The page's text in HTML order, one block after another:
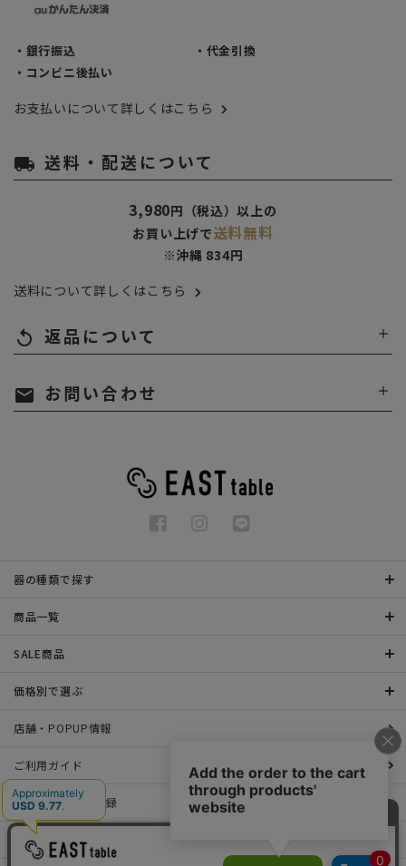
・銀行振込
・代金引換
・コンビニ後払い
お支払いについて詳しくはこちら
local_shipping 送料・配送について
3,980円（税込）以上の
お買い上げで送料無料
※沖縄 834円
送料について詳しくはこちら
replay 返品について
mail お問い合わせ
器の種類で探す
商品一覧
SALE商品
価格別で選ぶ
店舗・POPUP情報
ご利用ガイド
メールマガジン登録
お問い合わせ